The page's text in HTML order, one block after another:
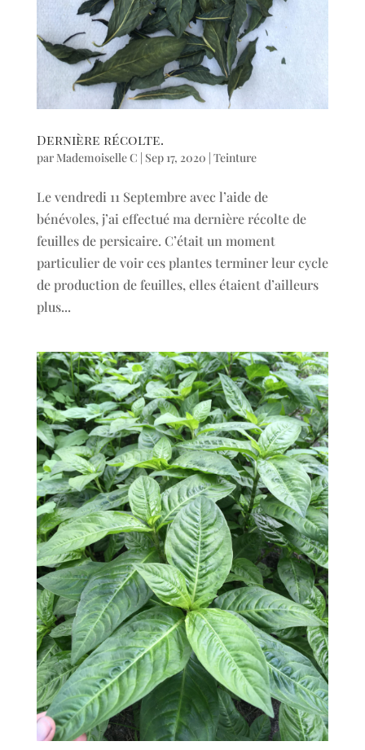
Dernière récolte.
par Mademoiselle C Sep 17, 2020 Teinture
Le vendredi 11 Septembre avec l’aide de
bénévoles, j’ai effectué ma dernière récolte de
feuilles de persicaire. C’était un moment
particulier de voir ces plantes terminer leur cycle
de production de feuilles, elles étaient d’ailleurs
plus...